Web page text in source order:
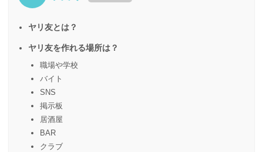
ヤリ友とは？
ヤリ友を作れる場所は？
職場や学校
バイト
SNS
掲示板
居酒屋
BAR
クラブ